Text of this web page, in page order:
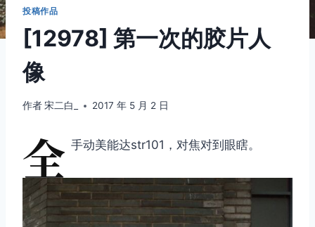
投稿作品
[12978] 第一次的胶片人
像
作者宋二白_ 2017 年 5 月 2 日
全 手动美能达str101，对焦对到眼瞎。